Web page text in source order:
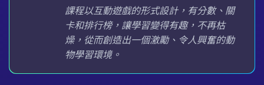
課程以互動遊戲的形式設計，有分數、關
卡和排行榜，讓學習變得有趣，不再枯
燥，從而創造出一個激勵、令人興奮的動
物學習環境。